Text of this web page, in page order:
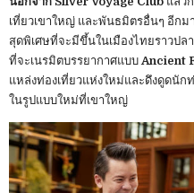
เที่ยวเขาใหญ่ และพันธมิตรอื่นๆ อีกม
สุดพิเศษที่จะมีขึ้นในเมืองไทยราวปล
ที่จะเนรมิตบรรยากาศแบบAncient
แหล่งท่องเที่ยวแห่งใหม่และดึงดูดนัก
ในรูปแบบใหม่ที่เขาใหญ่